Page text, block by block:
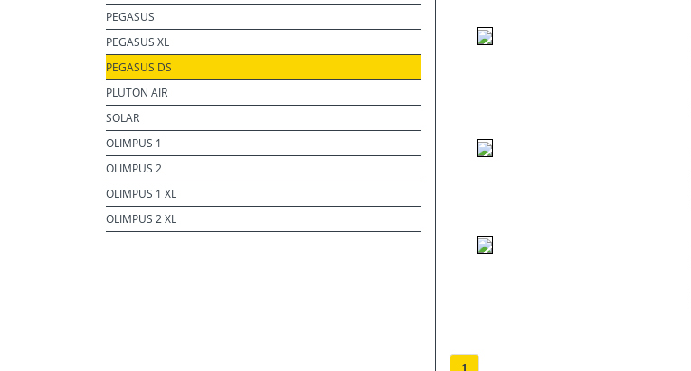
PEGASUS
PEGASUS XL
PEGASUS DS
PLUTON AIR
SOLAR
OLIMPUS 1
OLIMPUS 2
OLIMPUS 1 XL
OLIMPUS 2 XL
1